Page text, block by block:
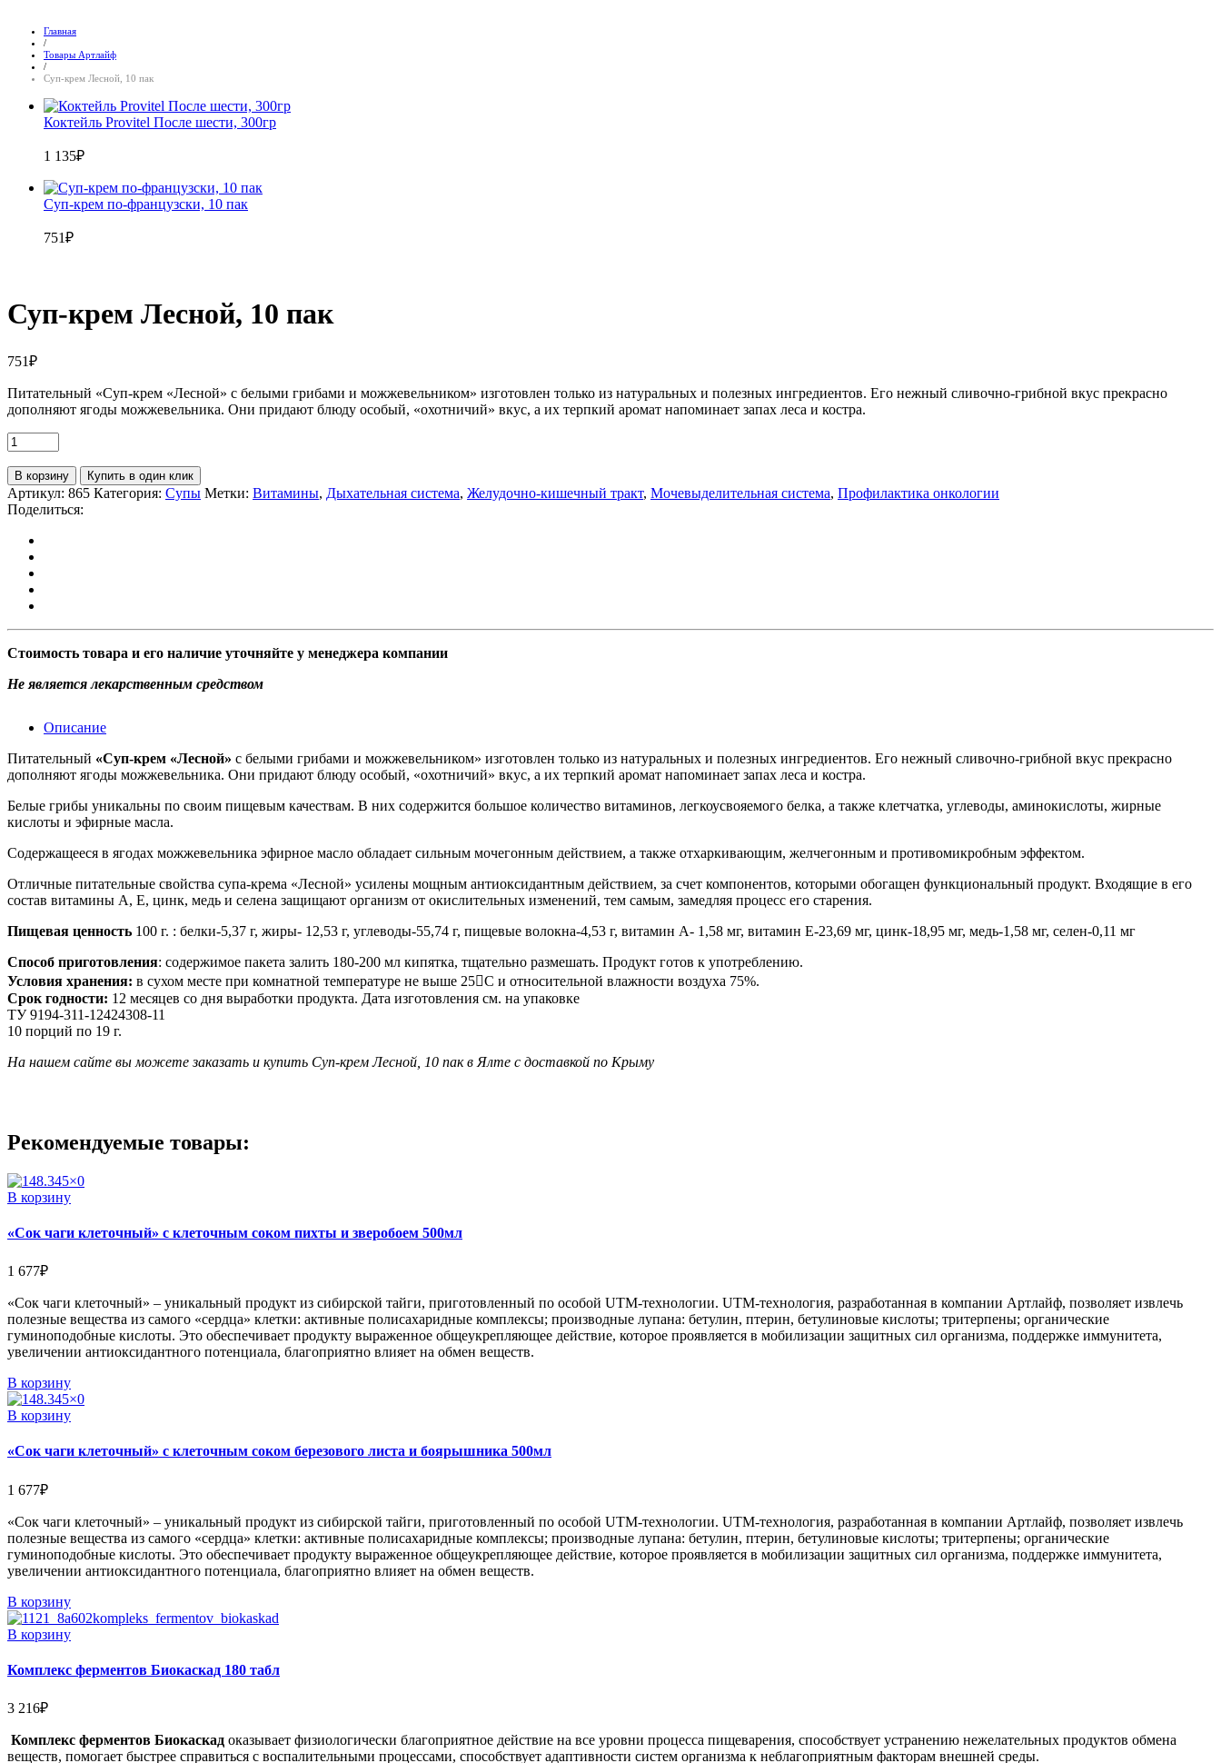
Главная
/
Товары Артлайф
/
Суп-крем Лесной, 10 пак
Коктейль Provitel После шести, 300гр
1 135₽
Суп-крем по-французски, 10 пак
751₽
Суп-крем Лесной, 10 пак
751₽
Питательный «Суп-крем «Лесной» с белыми грибами и можжевельником» изготовлен только из натуральных и полезных ингредиентов. Его нежный сливочно-грибной вкус прекрасно
дополняют ягоды можжевельника. Они придают блюду особый, «охотничий» вкус, а их терпкий аромат напоминает запах леса и костра.
В корзину Купить в один клик
Артикул: 865 Категория: Супы Метки: Витамины, Дыхательная система, Желудочно-кишечный тракт, Мочевыделительная система, Профилактика онкологии
Поделиться:
Стоимость товара и его наличие уточняйте у менеджера компании
Не является лекарственным средством
Описание
Питательный «Суп-крем «Лесной» с белыми грибами и можжевельником» изготовлен только из натуральных и полезных ингредиентов. Его нежный сливочно-грибной вкус прекрасно
дополняют ягоды можжевельника. Они придают блюду особый, «охотничий» вкус, а их терпкий аромат напоминает запах леса и костра.
Белые грибы уникальны по своим пищевым качествам. В них содержится большое количество витаминов, легкоусвояемого белка, а также клетчатка, углеводы, аминокислоты, жирные
кислоты и эфирные масла.
Содержащееся в ягодах можжевельника эфирное масло обладает сильным мочегонным действием, а также отхаркивающим, желчегонным и противомикробным эффектом.
Отличные питательные свойства супа-крема «Лесной» усилены мощным антиоксидантным действием, за счет компонентов, которыми обогащен функциональный продукт. Входящие в его
состав витамины А, Е, цинк, медь и селена защищают организм от окислительных изменений, тем самым, замедляя процесс его старения.
Пищевая ценность 100 г. : белки-5,37 г, жиры- 12,53 г, углеводы-55,74 г, пищевые волокна-4,53 г, витамин А- 1,58 мг, витамин Е-23,69 мг, цинк-18,95 мг, медь-1,58 мг, селен-0,11 мг
Способ приготовления: содержимое пакета залить 180-200 мл кипятка, тщательно размешать. Продукт готов к употреблению.
Условия хранения: в сухом месте при комнатной температуре не выше 25С и относительной влажности воздуха 75%.
Срок годности: 12 месяцев со дня выработки продукта. Дата изготовления см. на упаковке
ТУ 9194-311-12424308-11
10 порций по 19 г.
На нашем сайте вы можете заказать и купить Суп-крем Лесной, 10 пак в Ялте с доставкой по Крыму
Рекомендуемые товары:
В корзину
«Сок чаги клеточный» с клеточным соком пихты и зверобоем 500мл
1 677₽
«Сок чаги клеточный» – уникальный продукт из сибирской тайги, приготовленный по особой UTM-технологии. UTM-технология, разработанная в компании Артлайф, позволяет извлечь
полезные вещества из самого «сердца» клетки: активные полисахаридные комплексы; производные лупана: бетулин, птерин, бетулиновые кислоты; тритерпены; органические
гуминоподобные кислоты. Это обеспечивает продукту выраженное общеукрепляющее действие, которое проявляется в мобилизации защитных сил организма, поддержке иммунитета,
увеличении антиоксидантного потенциала, благоприятно влияет на обмен веществ.
В корзину
В корзину
«Сок чаги клеточный» с клеточным соком березового листа и боярышника 500мл
1 677₽
«Сок чаги клеточный» – уникальный продукт из сибирской тайги, приготовленный по особой UTM-технологии. UTM-технология, разработанная в компании Артлайф, позволяет извлечь
полезные вещества из самого «сердца» клетки: активные полисахаридные комплексы; производные лупана: бетулин, птерин, бетулиновые кислоты; тритерпены; органические
гуминоподобные кислоты. Это обеспечивает продукту выраженное общеукрепляющее действие, которое проявляется в мобилизации защитных сил организма, поддержке иммунитета,
увеличении антиоксидантного потенциала, благоприятно влияет на обмен веществ.
В корзину
В корзину
Комплекс ферментов Биокаскад 180 табл
3 216₽
Комплекс ферментов Биокаскад оказывает физиологически благоприятное действие на все уровни процесса пищеварения, способствует устранению нежелательных продуктов обмена
веществ, помогает быстрее справиться с воспалительными процессами, способствует адаптивности систем организма к неблагоприятным факторам внешней среды.